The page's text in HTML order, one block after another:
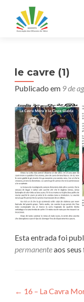
le cavre (1)
Publicado em 9 de
Esta entrada foi
permanenteaos
← 16 – La Cavra